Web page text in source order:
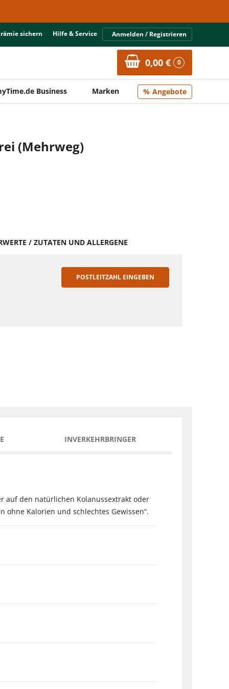
sichern Hilfe & Service Anmelden / Registrieren
0,00 € 0
Business Marken Angebote
(Mehrweg)
/ ZUTATEN UND ALLERGENE
POSTLEITZAHL EINGEBEN
INVERKEHRBRINGER
auf den natürlichen Kolanussextrakt oder
Kalorien und schlechtes Gewissen“.